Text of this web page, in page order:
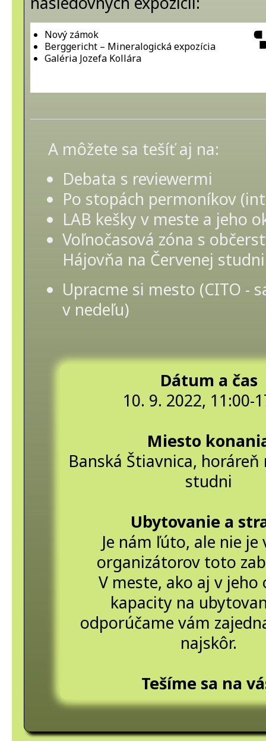
Nový zámok
Berggericht – Mineralogická expozícia
Galéria Jozefa Kollára
A môžete sa tešíť aj na:
Debata s reviewermi
Po stopách permoníkov
LAB kešky v meste a jeho
Voľnočasová zóna s
Hájovňa na Červenej studni
Upracme si mesto (CITO -
v nedeľu)
Dátum a čas
10. 9. 2022, 11:00-
Miesto
Banská Štiavnica, horáreň
studni
Ubytovanie a
Je nám ľúto, ale nie je
organizátorov toto
V meste, ako aj v jeho
kapacity na
odporúčame vám
najskôr.
Tešíme sa na